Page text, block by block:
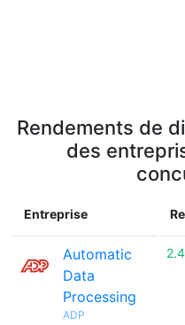
Rendements de
des
Entreprise
Automatic
Data
Processing
ADP